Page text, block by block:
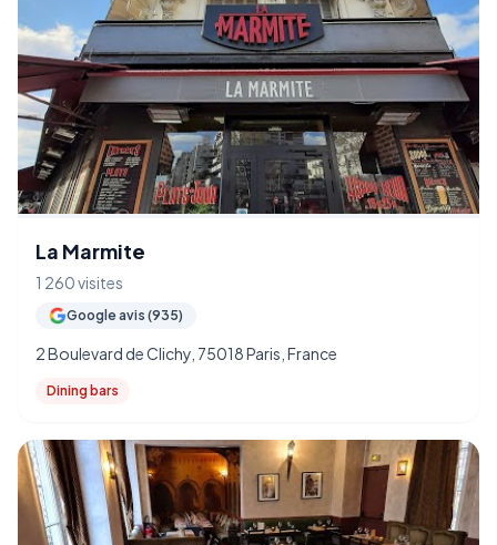
La Marmite
1 260 visites
Google avis (935)
2 Boulevard de Clichy, 75018 Paris, France
Dining bars